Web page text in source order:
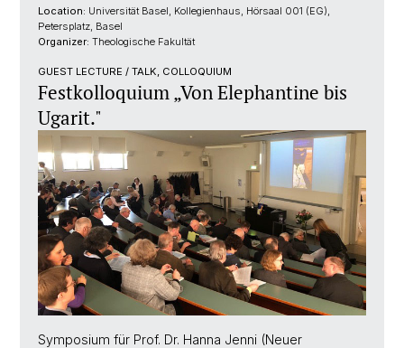
Location: Universität Basel, Kollegienhaus, Hörsaal 001 (EG),
Petersplatz, Basel
Organizer: Theologische Fakultät
GUEST LECTURE / TALK, COLLOQUIUM
Festkolloquium „Von Elephantine bis
Ugarit."
Symposium für Prof. Dr. Hanna Jenni (Neuer